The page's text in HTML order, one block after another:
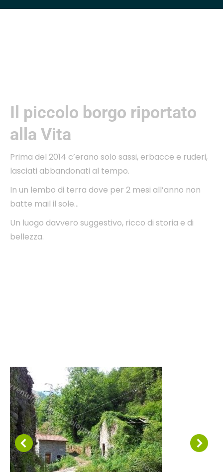
Il piccolo borgo riportato
alla Vita
Prima del 2014 c’erano solo sassi, erbacce e ruderi,
lasciati abbandonati al tempo.
In un lembo di terra dove per 2 mesi all’anno non
batte mail il sole…
Un luogo davvero suggestivo, ricco di storia e di
bellezza.